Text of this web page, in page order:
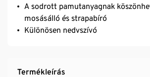
A sodrott pamutanyagnak
mosásálló és strapabíró
Különösen nedvszívó
Termékleírás